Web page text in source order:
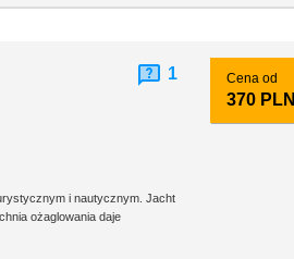
1
i nautycznym. Jacht
ożaglowania daje
Cena od
370 PLN